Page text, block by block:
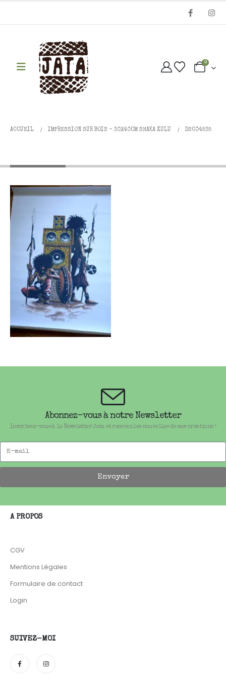
0
ACCUEIL IMPRESSION SUR BOIS - 30X40CM SHAKA ZULU DSC04535
Abonnez-vous à notre Newsletter
Inscrivez-vous à la Newsletter Jata et recevez les nouvelles de mes créations !
Envoyer
A PROPOS
CGV
Mentions Légales
Formulaire de contact
Login
SUIVEZ-MOI